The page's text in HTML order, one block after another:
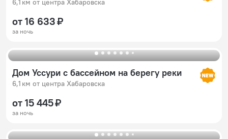
6,1 км от центра Хабаровска
от 16 633 ₽
за ночь
Дом Уссури с бассейном на берегу реки
6,1 км от центра Хабаровска
от 15 445 ₽
за ночь